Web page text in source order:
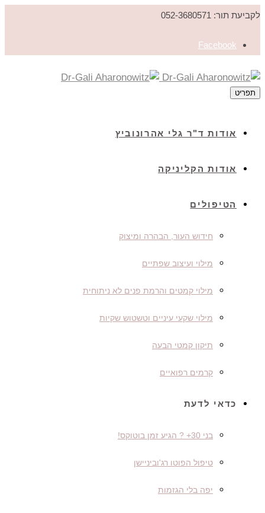
לקביעת תור: 052-3680571
Facebook
תפריט
אודות ד"ר גלי אהרונוביץ
אודות הקליניקה
הטיפולים
חידוש העור, הבהרה ומיצוק
מילוי ועיצוב שפתיים
מילוי קמטים והרמת פנים לא ניתוחית
מילוי שקעי עיניים וטשטוש שקיות
תיקון קמטי הבעה
קרמים רפואיים
כדאי לדעת
בני 30+ ? הגיע זמן בוטוקס!
טיפול הפוטו רג'וביניישן
יפה בלי הגזמות